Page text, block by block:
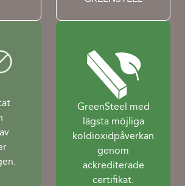
GreenSteel med
lägsta möjliga
koldioxidpåverkan
genom
ackrediterade
certifikat.